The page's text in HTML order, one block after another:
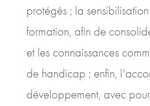
protégés ; la
formation, afin de
et les connaissances
de handicap ; enfin,
développement, avec